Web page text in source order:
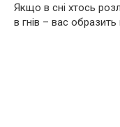
Якщо в сні хтось
в гнів – вас образить